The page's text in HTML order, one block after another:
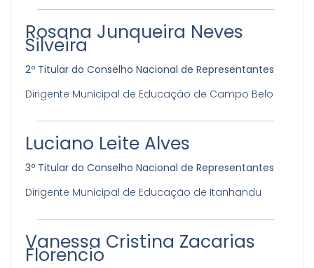
Rosana Junqueira Neves
Silveira
2º Titular do Conselho Nacional de Representantes
Dirigente Municipal de Educação de Campo Belo
Luciano Leite Alves
3º Titular do Conselho Nacional de Representantes
Dirigente Municipal de Educação de Itanhandu
Vanessa Cristina Zacarias
Florencio